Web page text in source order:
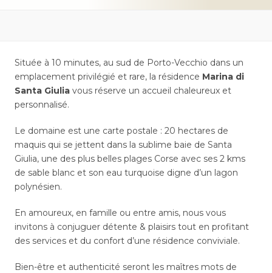
Située à 10 minutes, au sud de Porto-Vecchio dans un
emplacement privilégié et rare, la résidence Marina di
Santa Giulia vous réserve un accueil chaleureux et
personnalisé.
Le domaine est une carte postale : 20 hectares de
maquis qui se jettent dans la sublime baie de Santa
Giulia, une des plus belles plages Corse avec ses 2 kms
de sable blanc et son eau turquoise digne d’un lagon
polynésien.
En amoureux, en famille ou entre amis, nous vous
invitons à conjuguer détente & plaisirs tout en profitant
des services et du confort d’une résidence conviviale.
Bien-être et authenticité seront les maîtres mots de